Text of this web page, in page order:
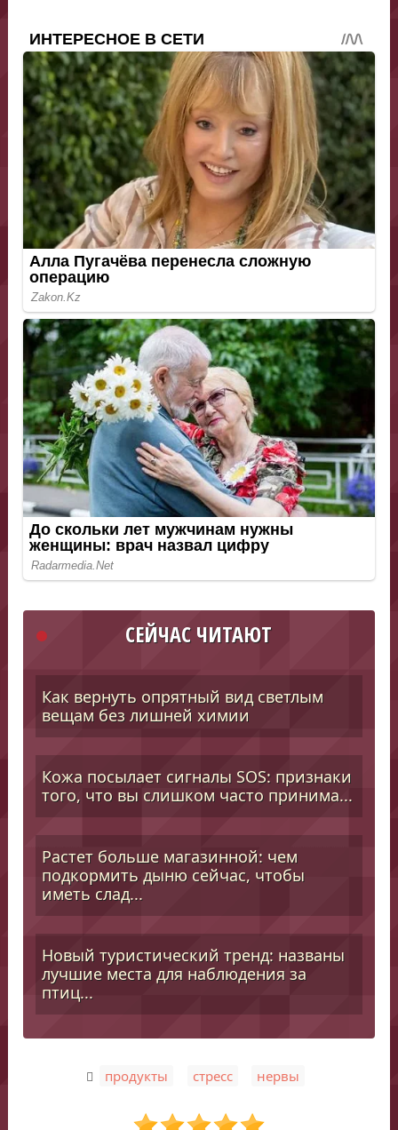
СЕЙЧАС ЧИТАЮТ
Как вернуть опрятный вид светлым
вещам без лишней химии
Кожа посылает сигналы SOS: признаки
того, что вы слишком часто принима...
Растет больше магазинной: чем
подкормить дыню сейчас, чтобы
иметь слад...
Новый туристический тренд: названы
лучшие места для наблюдения за
птиц...
продукты стресс нервы